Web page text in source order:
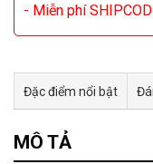
- Miễn phí
Đặc điểm nổi bật
Tư vấn & bán hàng
MÔ TẢ